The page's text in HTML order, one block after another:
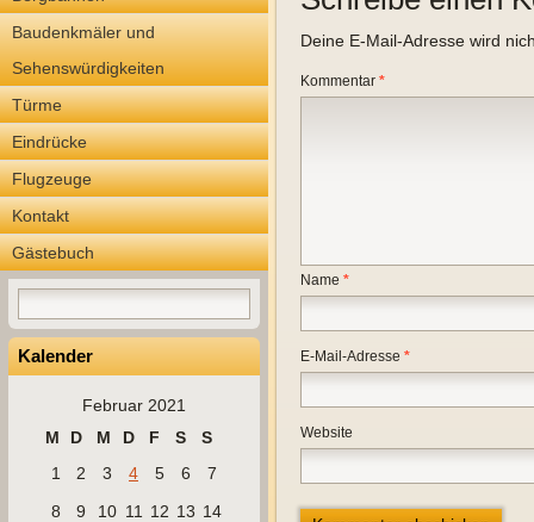
Baudenkmäler und
Sehenswürdigkeiten
Türme
Eindrücke
Flugzeuge
Kontakt
Gästebuch
Kalender
Februar 2021
M
D M D F S
S
1
2 3 4 5 6
7
8
9 10 11 12 13 14
Deine E-Mail-Adresse wird
Kommentar *
Name *
E-Mail-Adresse *
Website